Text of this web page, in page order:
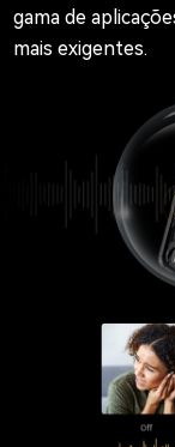
gama de
mais exigentes.